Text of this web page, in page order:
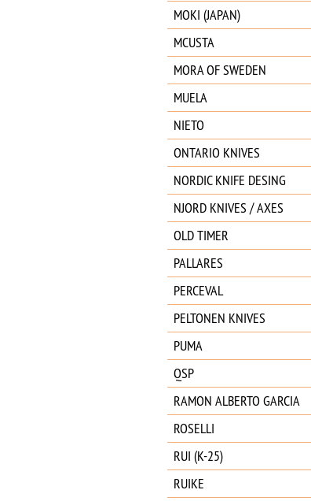
MOKI (JAPAN)
MCUSTA
MORA OF SWEDEN
MUELA
NIETO
ONTARIO KNIVES
NORDIC KNIFE DESING
NJORD KNIVES / AXES
OLD TIMER
PALLARES
PERCEVAL
PELTONEN KNIVES
PUMA
QSP
RAMON ALBERTO GARCIA
ROSELLI
RUI (K-25)
RUIKE
BOKER Sentinal 02BP0027